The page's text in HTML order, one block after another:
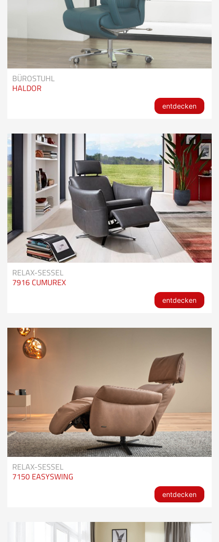
BÜROSTUHL
HALDOR
entdecken
RELAX-SESSEL
7916 CUMUREX
entdecken
RELAX-SESSEL
7150 EASYSWING
entdecken